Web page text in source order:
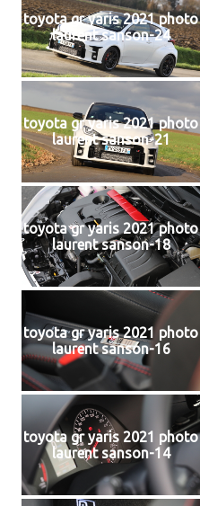
toyota gr yaris 2021 photo
laurent sanson-24
toyota gr yaris 2021 photo
laurent sanson-21
toyota gr yaris 2021 photo
laurent sanson-18
toyota gr yaris 2021 photo
laurent sanson-16
toyota gr yaris 2021 photo
laurent sanson-14